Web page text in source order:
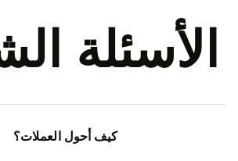
الأسئلة
كيف أحول العملات؟